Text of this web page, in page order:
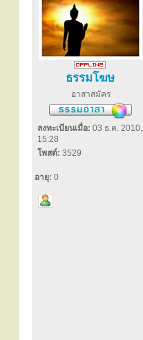
ธรรมโฆษ
อาสาสมัคร
ลงทะเบียนเมื่อ: 03 ธ.ค. 2010,
15:28
โพสต์: 3529
อายุ: 0